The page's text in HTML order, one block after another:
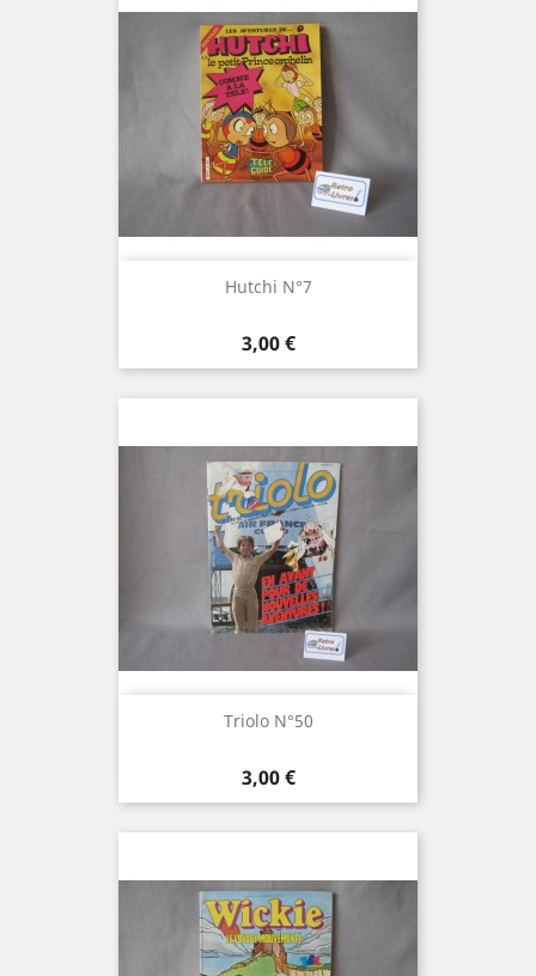
Hutchi N°7
Prix
3,00 €
Triolo N°50
Prix
3,00 €